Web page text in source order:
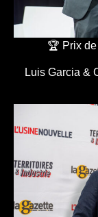
🏆 Prix
Luis Garcia &